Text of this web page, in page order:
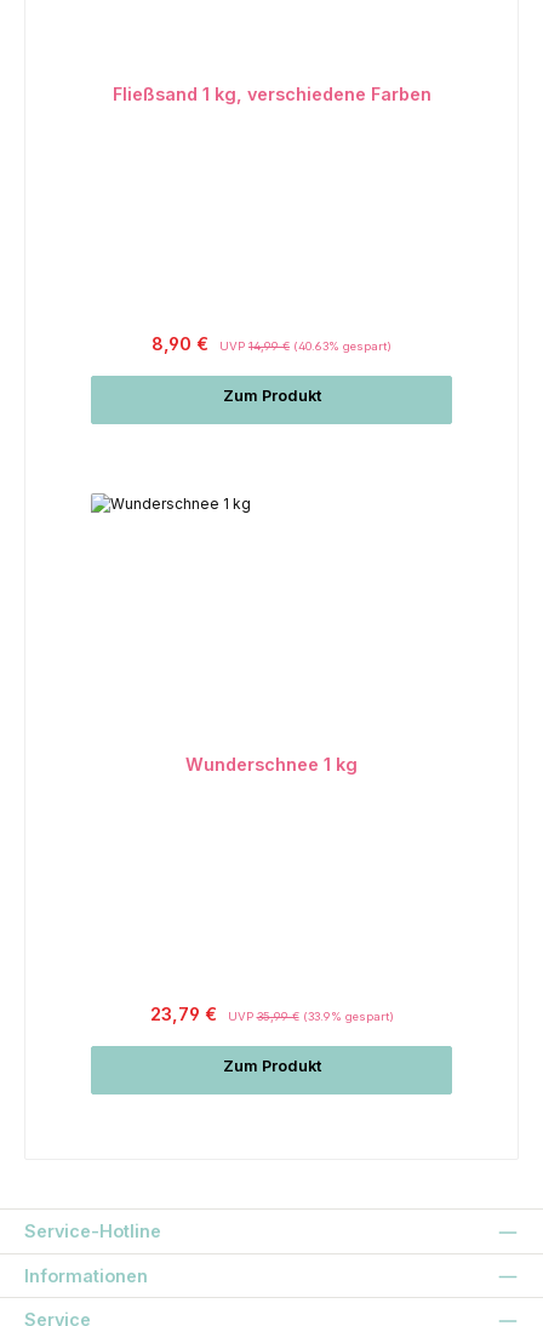
Fließsand 1 kg, verschiedene Farben
8,90 € UVP 14,99 € (40.63% gespart)
Zum Produkt
Wunderschnee 1 kg
23,79 € UVP
Regulärer Preis:
35,99 € (33.9% gespart)
Zum Produkt
Service-Hotline
Informationen
Service